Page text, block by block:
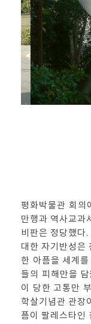
평화박물관 회의
만행과 역사교과
비판은 정당했다
대한 자기반성은
한 아픔을 세계
들의 피해만을
이 당한 고통만
학살기념관 관장
픔이 팔레스타인